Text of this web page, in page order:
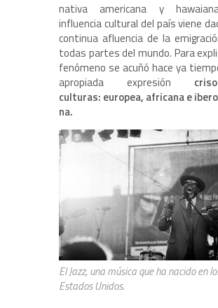
nativa americana y
influencia cultural del país viene
continua afluencia de la
todas partes del mundo. Para
fenómeno se acuñó hace ya
apropiada expresión
culturas: europea, africana e
na.
El Jazz, una música que ha nacido en
Estados Unidos.